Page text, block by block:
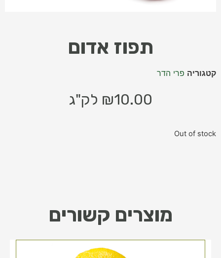
תפוז אדום
קטגוריה פרי הדר
₪10.00 לק"ג
Out of stock
מוצרים קשורים